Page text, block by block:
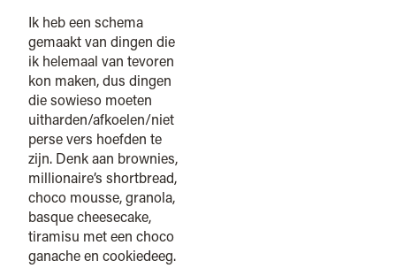
Ik heb een schema
gemaakt van dingen die
ik helemaal van tevoren
kon maken, dus dingen
die sowieso moeten
uitharden/afkoelen/niet
perse vers hoefden te
zijn. Denk aan brownies,
millionaire’s shortbread,
choco mousse, granola,
basque cheesecake,
tiramisu met een choco
ganache en cookiedeeg.